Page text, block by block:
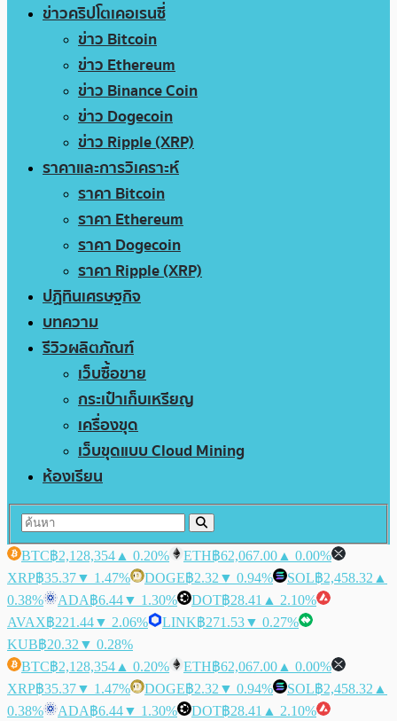
ข่าวคริปโตเคอเรนซี่
ข่าว Bitcoin
ข่าว Ethereum
ข่าว Binance Coin
ข่าว Dogecoin
ข่าว Ripple (XRP)
ราคาและการวิเคราะห์
ราคา Bitcoin
ราคา Ethereum
ราคา Dogecoin
ราคา Ripple (XRP)
ปฏิทินเศรษฐกิจ
บทความ
รีวิวผลิตภัณฑ์
เว็บซื้อขาย
กระเป๋าเก็บเหรียญ
เครื่องขุด
เว็บขุดแบบ Cloud Mining
ห้องเรียน
BTC฿2,128,354 ▲ 0.20% ETH฿62,067.00 ▲ 0.00%
XRP฿35.37▼ 1.47% DOGE฿2.32 ▼ 0.94% SOL฿2,458.32 ▲
0.38%
ADA฿6.44▼ 1.30% DOT฿28.41 ▲ 2.10%
AVAX฿221.44▼ 2.06% LINK฿271.53▼ 0.27%
KUB฿20.32 ▼ 0.28%
BTC฿2,128,354 ▲ 0.20% ETH฿62,067.00 ▲ 0.00%
XRP฿35.37▼ 1.47% DOGE฿2.32 ▼ 0.94% SOL฿2,458.32 ▲
0.38%
ADA฿6.44▼ 1.30% DOT฿28.41 ▲ 2.10%